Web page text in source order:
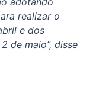
realizar o
e dos
de maio”, disse